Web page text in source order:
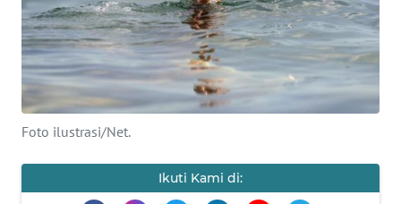
Foto ilustrasi/Net.
Ikuti Kami di:
PERISTIWA
Informasi
BERITA